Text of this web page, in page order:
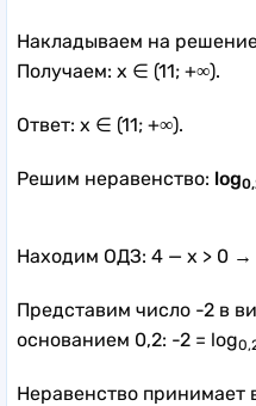
Накладываем на
Получаем: x ∈ (11; +∞).
Ответ: x ∈ (11; +∞).
Решим неравенство: log
Находим ОДЗ: 4 — x > 0
Представим число -2 в
основанием 0,2: -2 = log
Неравенство принимает